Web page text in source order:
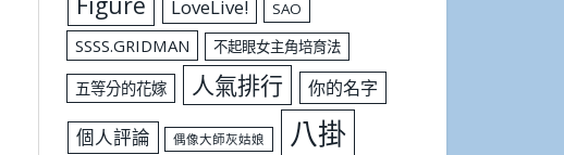
LoveLive! SAO
SSSS.GRIDMAN 不起眼女主角培育法
五等分的花嫁 人氣排行 你的名字
個人評論 偶像大師灰姑娘 八掛